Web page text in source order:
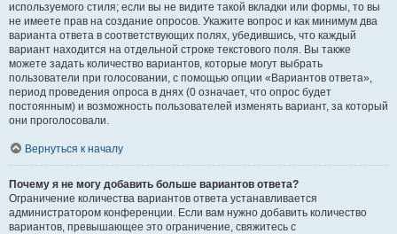
используемого стиля; если вы не видите такой вкладки или формы, то вы
не имеете прав на создание опросов. Укажите вопрос и как минимум два
варианта ответа в соответствующих полях, убедившись, что каждый
вариант находится на отдельной строке текстового поля. Вы также
можете задать количество вариантов, которые могут выбрать
пользователи при голосовании, с помощью опции «Вариантов ответа»,
период проведения опроса в днях (0 означает, что опрос будет
постоянным) и возможность пользователей изменять вариант, за который
они проголосовали.
Вернуться к началу
Почему я не могу добавить больше вариантов ответа?
Ограничение количества вариантов ответа устанавливается
администратором конференции. Если вам нужно добавить количество
вариантов, превышающее это ограничение, свяжитесь с